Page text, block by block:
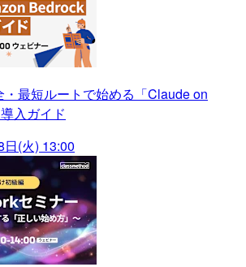
・最短ルートで始める「Claude on
入ガイド
(火) 13:00